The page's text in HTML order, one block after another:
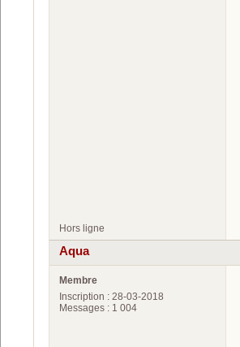
Hors ligne
Aqua
Membre
Inscription : 28-03-2018
Messages : 1 004